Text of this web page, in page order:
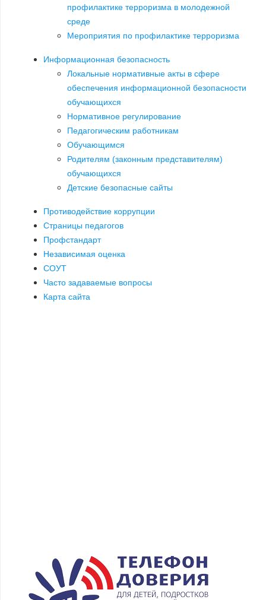
профилактике терроризма в молодежной
среде
Мероприятия по профилактике терроризма
Информационная безопасность
Локальные нормативные акты в сфере
обеспечения информационной безопасности
обучающихся
Нормативное регулирование
Педагогическим работникам
Обучающимся
Родителям (законным представителям)
обучающихся
Детские безопасные сайты
Противодействие коррупции
Страницы педагогов
Профстандарт
Независимая оценка
СОУТ
Часто задаваемые вопросы
Карта сайта